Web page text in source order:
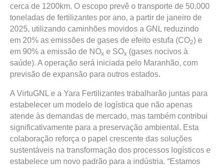
cerca de 1200km. O escopo prevê o transporte de 50.000
toneladas de fertilizantes por ano, a partir de janeiro de
2025, utilizando caminhões movidos a GNL reduzindo
em 20% as emissões de gases de efeito estufa (CO2) e
em 90% a emissão de NOx e SOx (gases nocivos à
saúde). A operação será iniciada pelo Maranhão, com
previsão de expansão para outros estados.
A VirtuGNL e a Yara Fertilizantes trabalharão juntas para
estabelecer um modelo de logística que não apenas
atende às demandas de mercado, mas também contribui
significativamente para a preservação ambiental. Esta
colaboração reforça o papel crescente das soluções
sustentáveis na transformação dos processos logísticos e
estabelece um novo padrão para a indústria. “Estamos